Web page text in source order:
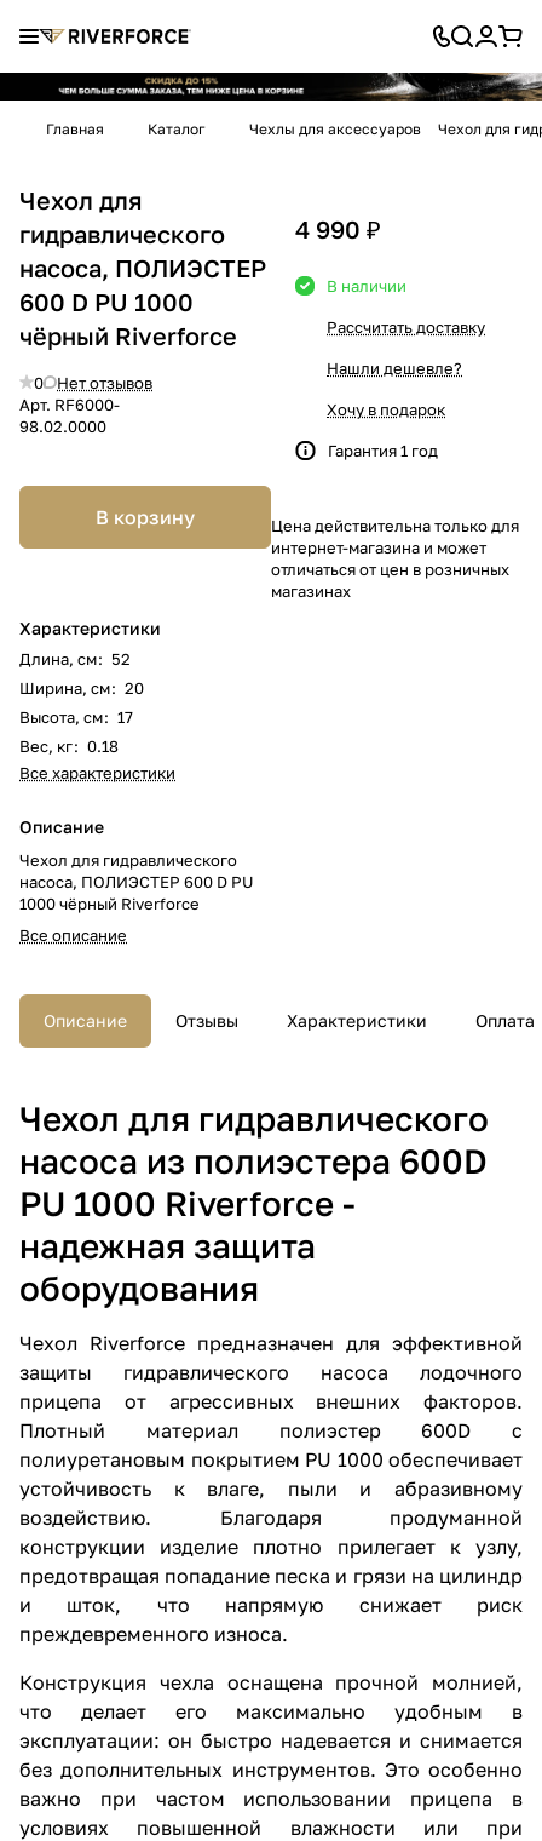
Главная Каталог Чехлы для аксессуаров Чехол для
Чехол для
гидравлического
насоса, ПОЛИЭСТЕР
600 D PU 1000
чёрный Riverforce
0
Нет отзывов
Арт. RF6000-
98.02.0000
В корзину
Характеристики
Длина, см: 52
Ширина, см: 20
Высота, см: 17
Вес, кг: 0.18
Все характеристики
Описание
Чехол для гидравлического
насоса, ПОЛИЭСТЕР 600 D PU
1000 чёрный Riverforce
Все описание
4 990 ₽
В наличии
Рассчитать доставку
Нашли дешевле?
Хочу в подарок
Гарантия 1 год
Цена действительна только для
интернет-магазина и может
отличаться от цен в розничных
магазинах
Описание Отзывы Характеристики Оплата
Чехол для гидравлического
насоса из полиэстера 600D
PU 1000 Riverforce -
надежная защита
оборудования
Чехол Riverforce предназначен для эффективной
защиты гидравлического насоса лодочного
прицепа от агрессивных внешних факторов.
Плотный материал полиэстер 600D с
полиуретановым покрытием PU 1000 обеспечивает
устойчивость к влаге, пыли и абразивному
воздействию. Благодаря продуманной
конструкции изделие плотно прилегает к узлу,
предотвращая попадание песка и грязи на цилиндр
и шток, что напрямую снижает риск
преждевременного износа.
Конструкция чехла оснащена прочной молнией,
что делает его максимально удобным в
эксплуатации: он быстро надевается и снимается
без дополнительных инструментов. Это особенно
важно при частом использовании прицепа в
условиях повышенной влажности или при